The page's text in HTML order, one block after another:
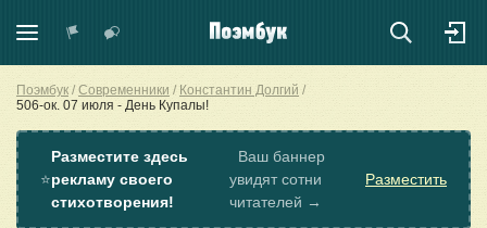
Поэмбук Современники
Константин Долгий
506-ок. 07 июля - День Купалы!
⭐
Разместите здесь
рекламу своего
стихотворения!
Ваш баннер
увидят сотни
читателей →
Разместить